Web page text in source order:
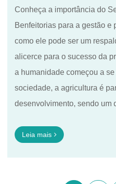
Conheça a importância do
Benfeitorias para a gestão e
como ele pode ser um
alicerce para o sucesso da
a humanidade começou a
sociedade, a agricultura é
desenvolvimento, sendo um
Leia mais